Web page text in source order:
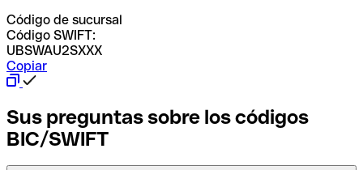
Código de sucursal
Código SWIFT:
UBSWAU2SXXX
Copiar
Sus preguntas sobre los códigos
BIC/SWIFT